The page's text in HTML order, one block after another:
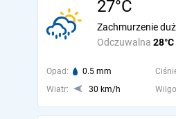
27°C
Odczuwalna 28°C
Zachmurzenie
Opad: 0.5 mm
Wiatr:
30 km/h